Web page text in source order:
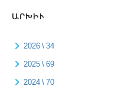
ԱՐԽԻՒ
2026 \ 34
2025 \ 69
2024 \ 70